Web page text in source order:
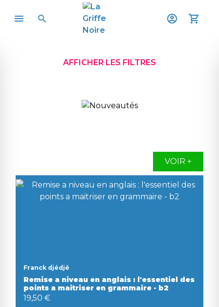
AFFICHER LES FILTRES
VOIR +
Franck djédjé
Remise a niveau en anglais : l'essentiel des
points a maitriser en grammaire - b2
19,50 €